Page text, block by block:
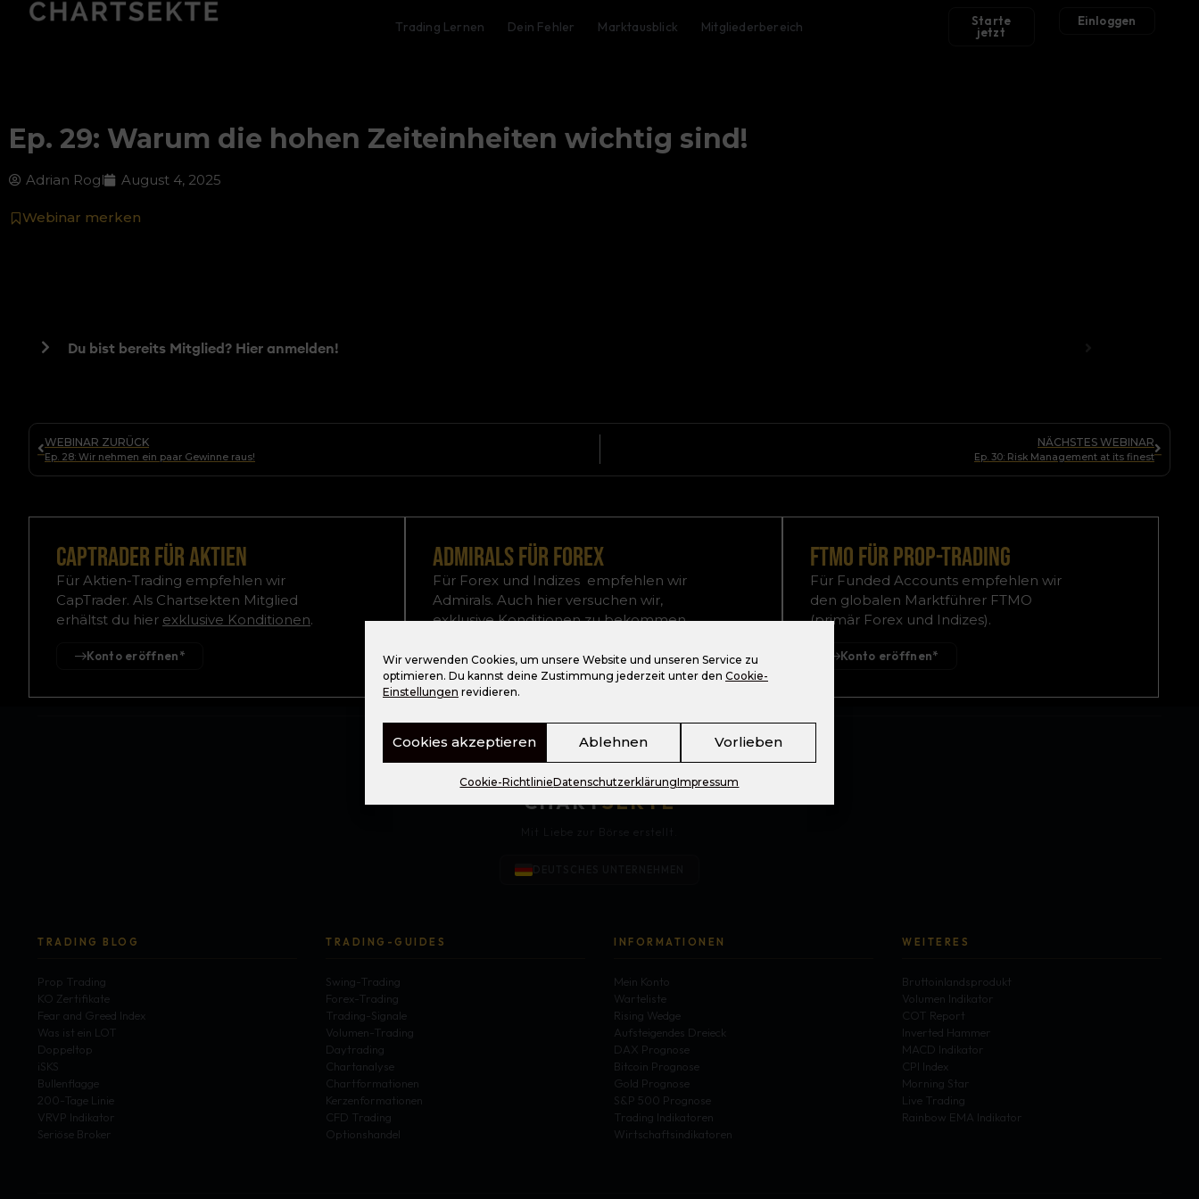
Wir verwenden Cookies, um unsere Website und unseren Service zu
optimieren. Du kannst deine Zustimmung jederzeit unter den Cookie-
Einstellungen revidieren.
Cookies akzeptieren Ablehnen Vorlieben
Cookie-RichtlinieDatenschutzerklärungImpressum
Trading Lernen Dein Fehler Marktausblick Mitgliederbereich
Starte
jetzt
Einloggen
Ep. 29: Warum die hohen Zeiteinheiten wichtig sind!
Adrian Rogl August 4, 2025
Webinar merken
Du bist bereits Mitglied? Hier anmelden!
WEBINAR ZURÜCK
Ep. 28: Wir nehmen ein paar Gewinne raus!
NÄCHSTES WEBINAR
Ep. 30: Risk Management at its finest
Captrader für Aktien
Für Aktien-Trading empfehlen wir
CapTrader. Als Chartsekten Mitglied
erhältst du hier exklusive Konditionen.
Konto eröffnen*
admirals für forex
Für Forex und Indizes empfehlen wir
Admirals. Auch hier versuchen wir,
exklusive Konditionenzu bekommen.
Konto eröffnen*
FTMO für Prop-Trading
Für Funded Accounts empfehlen wir
den globalen Marktführer FTMO
(primär Forex und Indizes).
Konto eröffnen*
CHARTSEKTE
TRADING BLOG
Prop Trading
KO Zertifikate
Fear and Greed Index
Was ist ein LOT
Doppeltop
iSKS
Bullenflagge
200-Tage Linie
VRVP Indikator
Seriöse Broker
TRADING-GUIDES
Swing-Trading
Forex-Trading
Trading-Signale
Volumen-Trading
Daytrading
Chartanalyse
Chartformationen
Kerzenformationen
CFD Trading
Optionshandel
INFORMATIONEN
Mein Konto
Warteliste
Rising Wedge
Aufsteigendes Dreieck
DAX Prognose
Bitcoin Prognose
Gold Prognose
S&P 500 Prognose
Trading Indikatoren
Wirtschaftsindikatoren
WEITERES
Bruttoinlandsprodukt
Volumen Indikator
COT Report
Inverted Hammer
MACD Indikator
CPI Index
Morning Star
Live Trading
Rainbow EMA Indikator